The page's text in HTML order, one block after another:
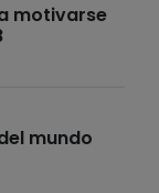
motivarse
mundo